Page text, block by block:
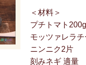
＜材料＞
プチトマト200g
モッツァレラ
ニンニク2片
刻みネギ 適量